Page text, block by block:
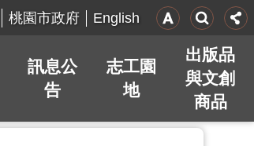
桃園市政府 English
訊息公
告
志工園
地
出版品
與文創
商品